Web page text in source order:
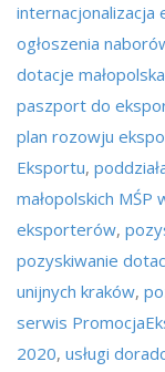
internacjonalizacja
ogłoszenia
dotacje małopolska
paszport do
plan rozowju
Eksportu,
małopolskich
eksporterów,
pozyskiwanie
unijnych kraków,
serwis
2020, usługi